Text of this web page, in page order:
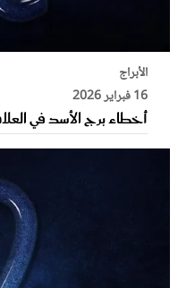
الأبراج
16 فبراير 2026
أخطاء برج الأسد في